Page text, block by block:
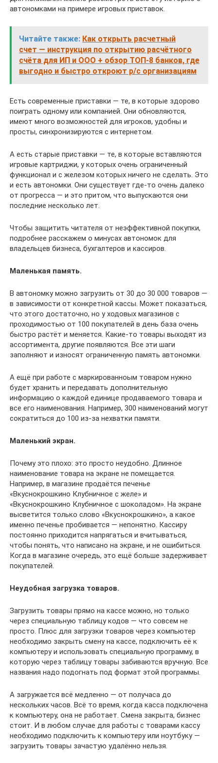
автономками на примере игровых приставок.
Читайте также: Как открыть расчетный
счет — инструкция по открытию расчётного
счёта для ИП и ООО + обзор ТОП-8 банков, где
выгодно и быстро откроют р/с организациям
Есть современные приставки — те, в которые здорово
поиграть одному или компанией. Они обновляются,
имеют много возможностей для игроков, удобны и
просты, синхронизируются с интернетом.
А есть старые приставки — те, в которые вставляются
игровые картриджи, у которых очень ограниченный
функционал и с железом которых ничего не сделать. Это
и есть автономки. Они существует где-то очень далеко
от прогресса — и это притом, что выпускаются они
последние несколько лет.
Чтобы защитить читателя от неэффективной покупки,
подробнее расскажем о минусах автономок для
владельцев бизнеса, бухгалтеров и кассиров.
Маленькая память.
В автономку можно загрузить от 30 до 30 000 товаров —
в зависимости от конкретной кассы. Может показаться,
что этого достаточно, но у ходовых магазинов с
проходимостью от 100 покупателей в день база очень
быстро растёт и меняется. Какие-то товары выходят из
ассортимента, другие появляются. Все эти шаги
заполняют и износят ограниченную память автономки.
А ещё при работе с маркированноым товаром нужно
будет хранить и передавать дополнительную
информацию о каждой единице продаваемого товара и
все его наименования. Например, 300 наименований могут
сократиться до 100 из-за нехватки памяти.
Маленький экран.
Почему это плохо: это просто неудобно. Длинное
наименование товара на экране не помещается.
Например, в магазине продаётся печенье
«Вкуснокрошкино Клубничное с желе» и
«Вкуснокрошкино Клубничное с шоколадом». На экране
высветится только слово «Вкуснокрошкино», а какое
именно печенье пробивается — непонятно. Кассиру
постоянно приходится напрягаться и вчитываться,
чтобы понять, что написано на экране, и не ошибиться.
Когда в магазине очередь, это ещё больше задерживает
покупателей.
Неудобная загрузка товаров.
Загрузить товары прямо на кассе можно, но только
через специальную таблицу кодов — что совсем не
просто. Плюс для загрузки товаров через компьютер
необходимо закрыть смену на кассе, подключить её к
компьютеру и использовать специальную программу, в
которую через таблицу товары забиваются вручную. Все
названия надо подогнать под формат этой программы.
А загружается всё медленно — от получаса до
нескольких часов. Всё то время, когда касса подключена
к компьютеру, она не работает. Смена закрыта, бизнес
стоит. И в любом случае для работы с товарами кассу
необходимо подключить к компьютеру или ноутбуку —
загрузить товары зачастую удалённо нельзя.